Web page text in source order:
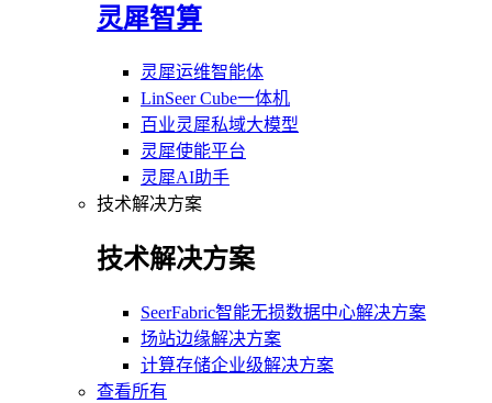
灵犀智算
灵犀运维智能体
LinSeer Cube一体机
百业灵犀私域大模型
灵犀使能平台
灵犀AI助手
技术解决方案
技术解决方案
SeerFabric智能无损数据中心解决方案
场站边缘解决方案
计算存储企业级解决方案
查看所有